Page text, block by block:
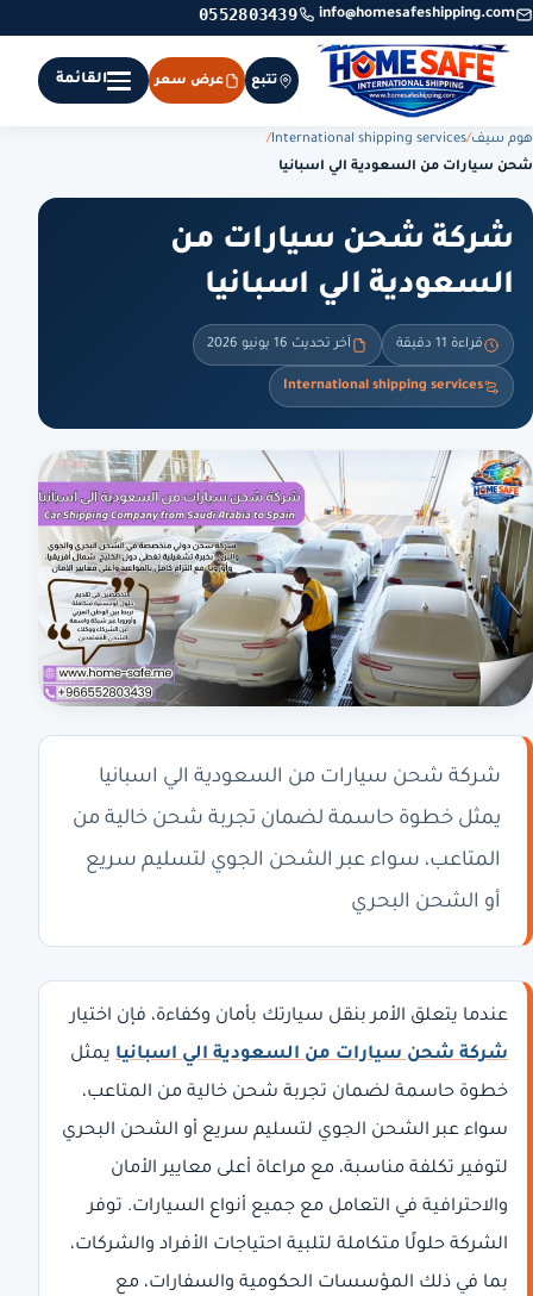
info@homesafeshipping.com
0552803439
تتبع عرض سعر القائمة
هوم سيف/
International shipping services
/
شحن سيارات من السعودية الي اسبانيا
شركة شحن سيارات من
السعودية الي اسبانيا
قراءة 11 دقيقة آخر تحديث 16 يونيو 2026
International shipping services
شركة شحن سيارات من السعودية الي اسبانيا
يمثل خطوة حاسمة لضمان تجربة شحن خالية من
المتاعب، سواء عبر الشحن الجوي لتسليم سريع
أو الشحن البحري
عندما يتعلق الأمر بنقل سيارتك بأمان وكفاءة، فإن اختيار
شركة شحن سيارات من السعودية الي اسبانيا يمثل
خطوة حاسمة لضمان تجربة شحن خالية من المتاعب،
سواء عبر الشحن الجوي لتسليم سريع أو الشحن البحري
لتوفير تكلفة مناسبة، مع مراعاة أعلى معايير الأمان
والاحترافية في التعامل مع جميع أنواع السيارات. توفر
الشركة حلولًا متكاملة لتلبية احتياجات الأفراد والشركات،
بما في ذلك المؤسسات الحكومية والسفارات، مع